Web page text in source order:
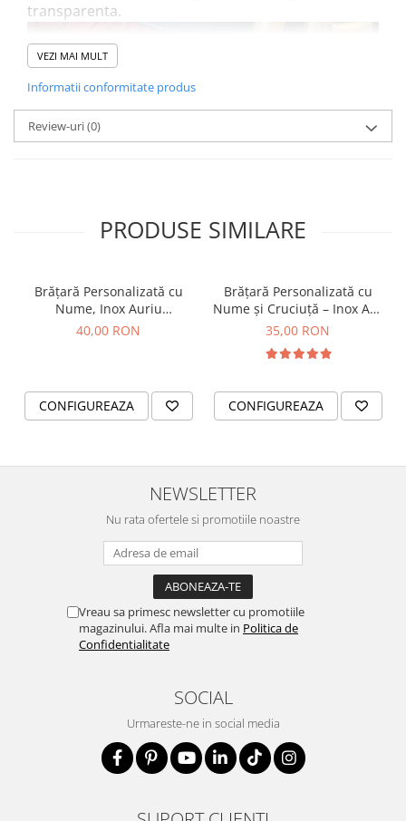
transparenta.
VEZI MAI MULT
Informatii conformitate produs
Review-uri(0)
PRODUSE SIMILARE
Brățară Personalizată cu
Nume, Inox Auriu
Waterproof, bilute pentru
40,00 RON
CONFIGUREAZA
Brățară Personalizată cu
Nume și Cruciuță – Inox Aur
IP
35,00 RON
CONFIGUREAZA
NEWSLETTER
Nu rata ofertele si promotiile noastre
Vreau sa primesc newsletter cu promotiile
magazinului. Afla mai multe in Politica de
Confidentialitate
SOCIAL
Urmareste-ne in social media